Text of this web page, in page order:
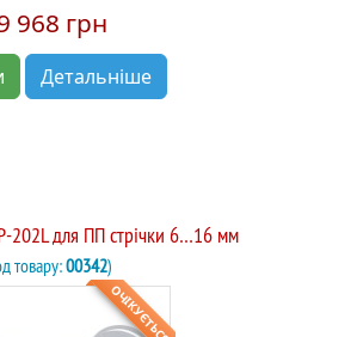
968 грн
Детальніше
202L для ПП стрічки 6…16 мм
товару:00342)
ОЧІКУЄТЬСЯ